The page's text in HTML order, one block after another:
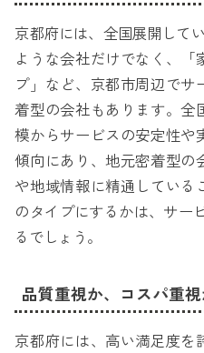
京都府には、全国展開して
ような会社だけでなく、「
プ」など、京都市周辺で
着型の会社もあります。全
模からサービスの安定性や
傾向にあり、地元密着型の
や地域情報に精通している
のタイプにするかは、サー
るでしょう。
品質重視か、コスパ重
京都府には、高い満足度を